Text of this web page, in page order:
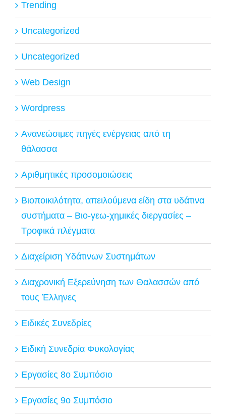
Trending
Uncategorized
Uncategorized
Web Design
Wordpress
Ανανεώσιμες πηγές ενέργειας από τη
θάλασσα
Αριθμητικές προσομοιώσεις
Βιοποικιλότητα, απειλούμενα είδη στα υδάτινα
συστήματα – Βιο-γεω-χημικές διεργασίες –
Τροφικά πλέγματα
Διαχείριση Υδάτινων Συστημάτων
Διαχρονική Εξερεύνηση των Θαλασσών από
τους Έλληνες
Ειδικές Συνεδρίες
Ειδική Συνεδρία Φυκολογίας
Εργασίες 8ο Συμπόσιο
Εργασίες 9ο Συμπόσιο